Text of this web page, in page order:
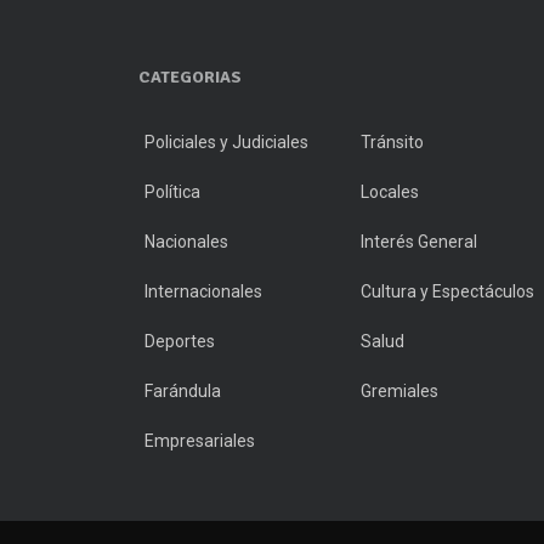
CATEGORIAS
Policiales y Judiciales Tránsito
Política Locales
Nacionales Interés General
Internacionales Cultura y Espectáculos
Deportes Salud
Farándula Gremiales
Empresariales